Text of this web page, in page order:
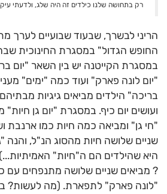
רק בתחושה שלנו כילדים זה היה שלג, ולדעתי
הריני לבשרך, שבעוד שבועיים לערך
החופש הגדול" במסגרת החינוכית
במסגרת הקייטנה יש בין השאר "יום
"יום לונה פארק" ועוד כמה "ימים"
בריכה" הילדים מביאים גיגיות
ועושים יום כיף. במסגרת "יום גן
"חי גן" ומביאה כמה חיות כמו ארנבת
שניים שלושה חיות מהסוג הנ"ל, והנה
היא שהילדים הם ה"חיות"
? מביאים שניים שלושה מתנפחים עם
"לונה פארק" לתפארת. (מה לעשות?